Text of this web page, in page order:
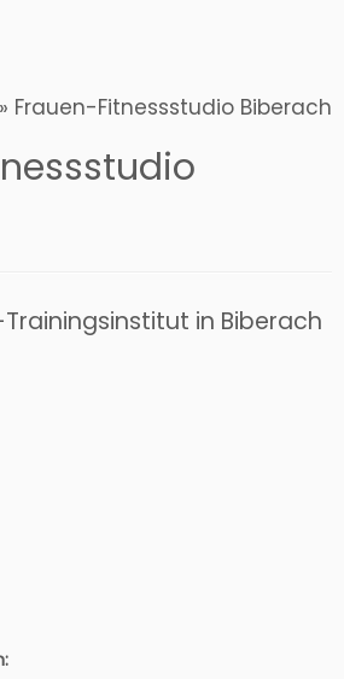
» Frauen-Fitnessstudio Biberach
Trainingsinstitut in Biberach